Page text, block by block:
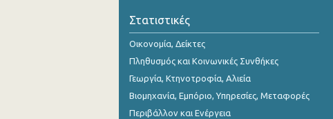
Στατιστικές
Οικονομία, Δείκτες
Πληθυσμός και Κοινωνικές Συνθήκες
Γεωργία, Κτηνοτροφία, Αλιεία
Βιομηχανία, Εμπόριο, Υπηρεσίες, Μεταφορές
Περιβάλλον και Ενέργεια